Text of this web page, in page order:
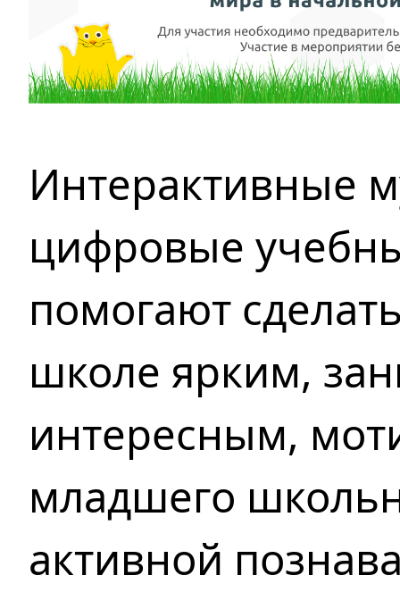
Интерактивные
цифровые
помогают
школе ярким,
интересным,
младшего
активной